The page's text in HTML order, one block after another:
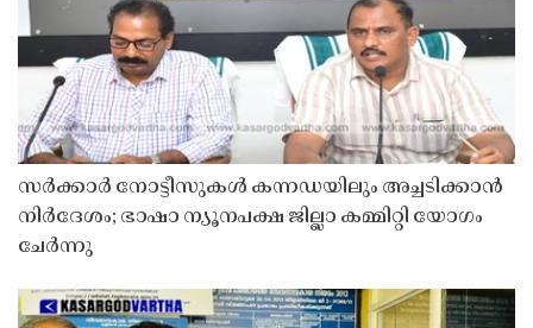
സർക്കാർ നോട്ടീസുകൾ കന്നഡയിലും അച്ചടിക്കാൻ
നിർദേശം; ഭാഷാ ന്യൂനപക്ഷ ജില്ലാ കമ്മിറ്റി യോഗം
ചേർന്നു